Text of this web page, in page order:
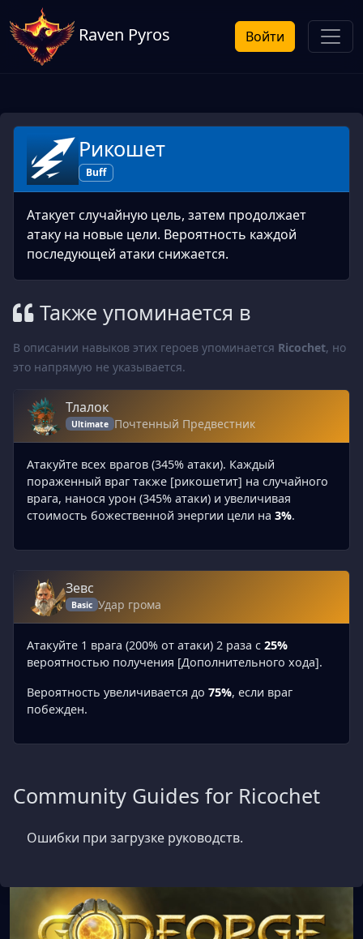
Raven Pyros Войти
Рикошет
Buff
Атакует случайную цель, затем продолжает
атаку на новые цели. Вероятность каждой
последующей атаки снижается.
Также упоминается в
В описании навыков этих героев упоминается Ricochet, но
это напрямую не указывается.
Тлалок
Ultimate Почтенный Предвестник
Атакуйте всех врагов (345% атаки). Каждый
пораженный враг также [рикошетит] на случайного
врага, нанося урон (345% атаки) и увеличивая
стоимость божественной энергии цели на 3%.
Зевс
Basic Удар грома
Атакуйте 1 врага (200% от атаки) 2 раза с 25%
вероятностью получения [Дополнительного хода].
Вероятность увеличивается до 75%, если враг
побежден.
Community Guides for Ricochet
Ошибки при загрузке руководств.